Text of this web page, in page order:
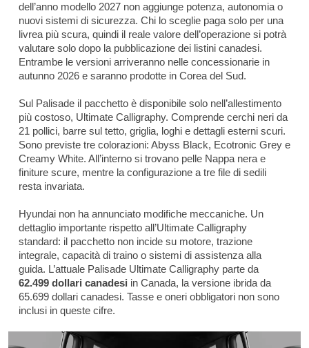
dell’anno modello 2027 non aggiunge potenza, autonomia o
nuovi sistemi di sicurezza. Chi lo sceglie paga solo per una
livrea più scura, quindi il reale valore dell’operazione si potrà
valutare solo dopo la pubblicazione dei listini canadesi.
Entrambe le versioni arriveranno nelle concessionarie in
autunno 2026 e saranno prodotte in Corea del Sud.
Sul Palisade il pacchetto è disponibile solo nell’allestimento
più costoso, Ultimate Calligraphy. Comprende cerchi neri da
21 pollici, barre sul tetto, griglia, loghi e dettagli esterni scuri.
Sono previste tre colorazioni: Abyss Black, Ecotronic Grey e
Creamy White. All’interno si trovano pelle Nappa nera e
finiture scure, mentre la configurazione a tre file di sedili
resta invariata.
Hyundai non ha annunciato modifiche meccaniche. Un
dettaglio importante rispetto all’Ultimate Calligraphy
standard: il pacchetto non incide su motore, trazione
integrale, capacità di traino o sistemi di assistenza alla
guida. L’attuale Palisade Ultimate Calligraphy parte da
62.499 dollari canadesi in Canada, la versione ibrida da
65.699 dollari canadesi. Tasse e oneri obbligatori non sono
inclusi in queste cifre.